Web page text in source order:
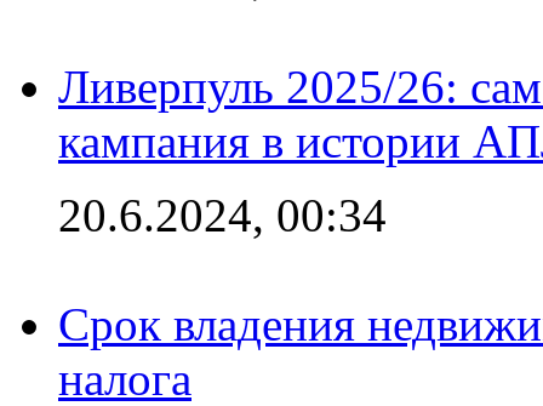
Ливерпуль 2025/26:
кампания в истории
20.6.2024, 00:34
Срок владения
налога